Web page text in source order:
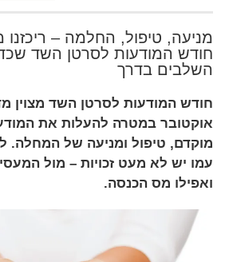
מניעה, טיפול, החלמה – ריכזנו
חודש המודעות לסרטן השד
השלבים בדרך
חודש המודעות לסרטן השד מצוין
אוקטובר במטרה להעלות את
מוקדם, טיפול ומניעה של המחלה.
עמו יש לא מעט זכויות – מול
ואפילו מס הכנסה.